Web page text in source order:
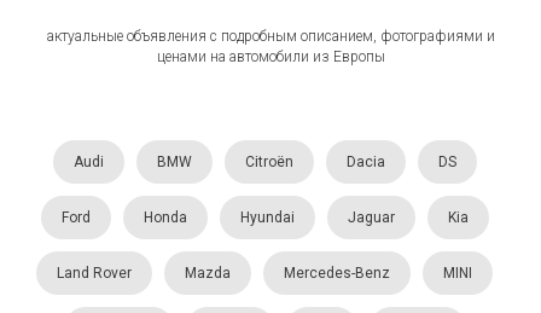
актуальные объявления с подробным описанием, фотографиями и
ценами на автомобили из Европы
Audi BMW Citroën Dacia DS
Ford Honda Hyundai Jaguar Kia
Land Rover Mazda Mercedes-Benz MINI